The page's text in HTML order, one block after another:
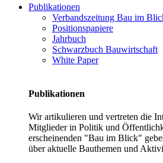
Publikationen
Verbandszeitung Bau im
Positionspapiere
Jahrbuch
Schwarzbuch Bauwirtschaft
White Paper
Publikationen
Wir artikulieren und vertreten die
Mitglieder in Politik und
erscheinenden "Bau im Blick"
über aktuelle Bauthemen und